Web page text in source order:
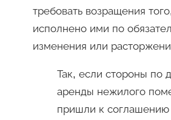
требовать возращения
исполнено ими по
изменения или
Так, если стороны по
аренды нежилого
пришли к соглашению